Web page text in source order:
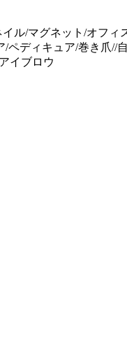
ル/マグネット/オフィ
ディキュア/巻き爪//
イブロウ